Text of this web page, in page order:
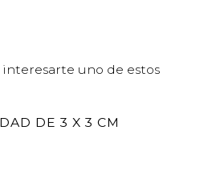
uno de estos
DE 3 X 3 CM